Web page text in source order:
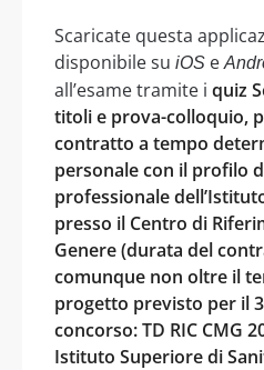
Scaricate questa
disponibile su iOS e
all’esame tramite i quiz
titoli e prova-colloquio,
contratto a tempo
personale con il profilo
professionale
presso il Centro di
Genere (durata del
comunque non oltre il
progetto previsto per il
concorso: TD RIC CMG
Istituto Superiore di